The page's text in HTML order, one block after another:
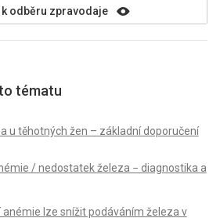
k odběru zpravodaje
tématu
u těhotných žen – základní doporučení
/ nedostatek železa − diagnostika a
anémie lze snížit podáváním železa v